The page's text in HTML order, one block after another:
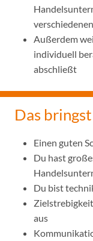
Außerdem
individuell
abschließt
Das
Einen guten
Du hast
Du bist
aus